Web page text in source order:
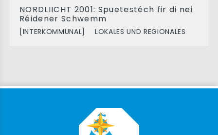
NORDLIICHT 2001: Spuetestéch fir di nei
Réidener Schwemm
[INTERKOMMUNAL] LOKALES UND REGIONALES